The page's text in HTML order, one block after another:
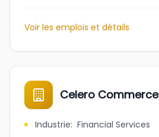
Voir les emplois et détails
Celero Commerce
Industrie: Financial Services